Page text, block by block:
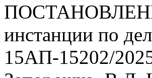
инстанции по
15АП-15202/